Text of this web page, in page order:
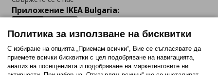
Приложение IKEA Bulgaria:
Последвайте ни:
Политика за използване на бисквитки
С избиране на опцията „Приемам всички“, Вие се съгласявате да
приемете всички бисквитки с цел подобряване на навигацията,
анализ на посещенията и подобряване на маркетинговите ни